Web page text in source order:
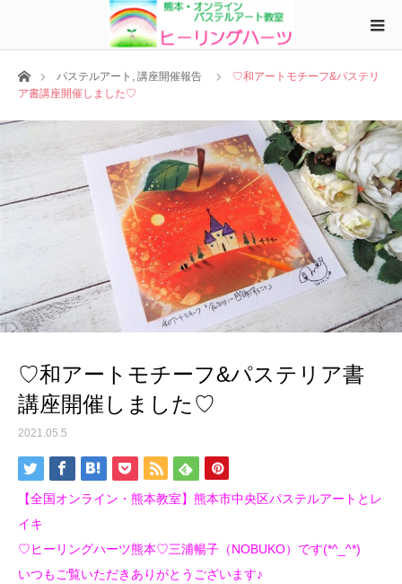
ホームパステルアート , 講座開催報告
♡和アートモチーフ&パステリ
ア書講座開催しました♡
♡和アートモチーフ&パステリア書
講座開催しました♡
2021.05.5
【全国オンライン・熊本教室】熊本市中央区パステルアートとレ
イキ
♡ヒーリングハーツ熊本♡三浦暢子（NOBUKO）です(*^_^*)
いつもご覧いただきありがとうございます♪